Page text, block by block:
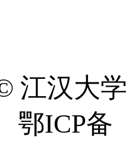
江汉大学
鄂ICP备